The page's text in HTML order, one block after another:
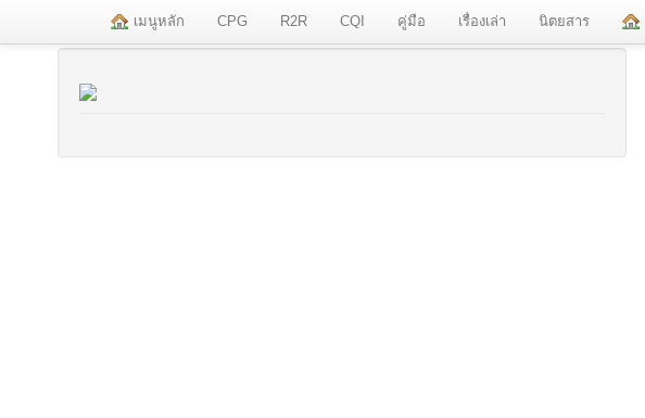
เมนูหลัก CPG R2R CQI คู่มือ เรื่องเล่า นิตยสาร